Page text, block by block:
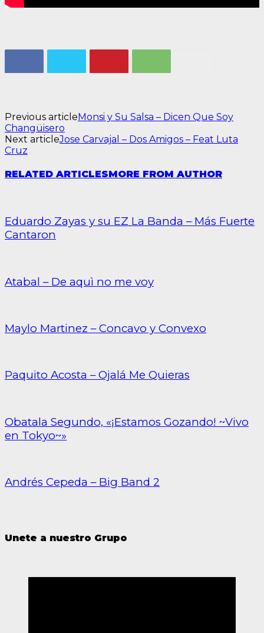
Previous articleMonsi y Su Salsa – Dicen Que Soy
Changüisero
Next articleJose Carvajal – Dos Amigos – Feat Luta
Cruz
RELATED ARTICLESMORE FROM AUTHOR
Eduardo Zayas y su EZ La Banda – Más Fuerte
Cantaron
Atabal – De aquì no me voy
Maylo Martinez – Concavo y Convexo
Paquito Acosta – Ojalá Me Quieras
Obatala Segundo, «¡Estamos Gozando! ~Vivo
en Tokyo~»
Andrés Cepeda – Big Band 2
Unete a nuestro Grupo